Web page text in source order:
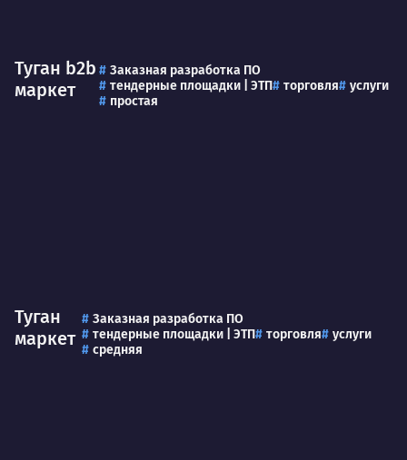
Туган b2b
маркет
Заказная разработка ПО
тендерные площадки | ЭТП
торговля
услуги
простая
Туган
маркет
Заказная разработка ПО
тендерные площадки | ЭТП
торговля
услуги
средняя